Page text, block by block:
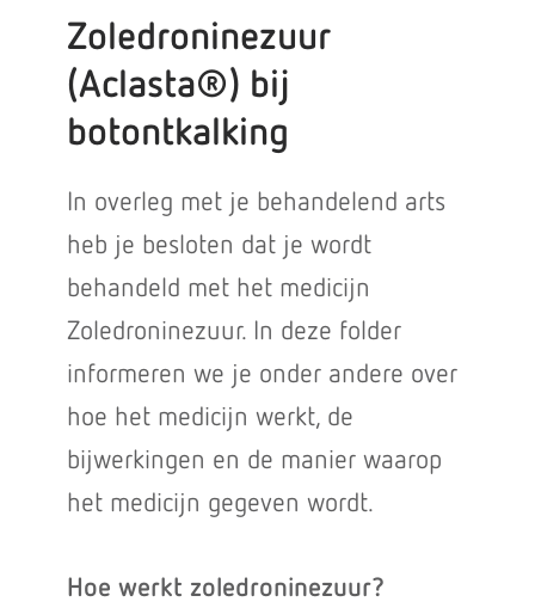
Zoledroninezuur
(Aclasta®) bij
botontkalking
In overleg met je behandelend arts
heb je besloten dat je wordt
behandeld met het medicijn
Zoledroninezuur. In deze folder
informeren we je onder andere over
hoe het medicijn werkt, de
bijwerkingen en de manier waarop
het medicijn gegeven wordt.
Hoe werkt zoledroninezuur?